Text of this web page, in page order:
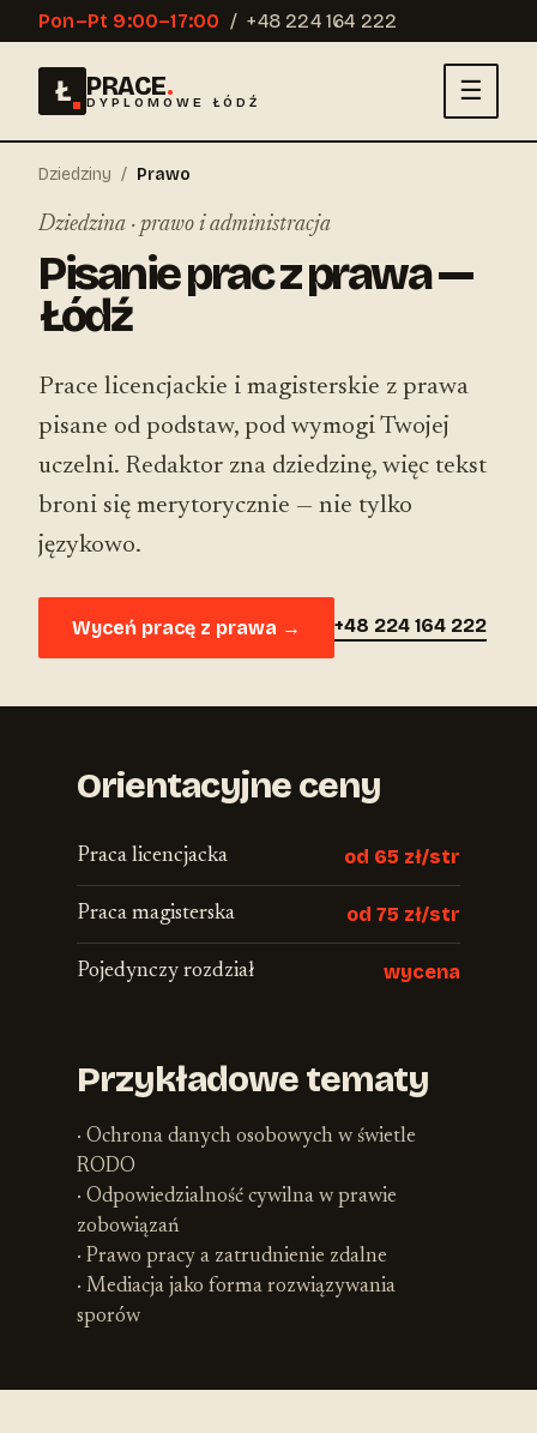
Pon–Pt 9:00–17:00 /+48 224 164 222
Ł PRACE.
DYPLOMOWE ŁÓDŹ ☰
Dziedziny / Prawo
Dziedzina · prawo i administracja
Pisanie prac z prawa —
Łódź
Prace licencjackie i magisterskie z prawa
pisane od podstaw, pod wymogi Twojej
uczelni. Redaktor zna dziedzinę, więc tekst
broni się merytorycznie — nie tylko
językowo.
Wyceń pracę z prawa → +48 224 164 222
Orientacyjne ceny
Praca licencjacka od 65 zł/str
Praca magisterska od 75 zł/str
Pojedynczy rozdział wycena
Przykładowe tematy
· Ochrona danych osobowych w świetle
RODO
· Odpowiedzialność cywilna w prawie
zobowiązań
· Prawo pracy a zatrudnienie zdalne
· Mediacja jako forma rozwiązywania
sporów